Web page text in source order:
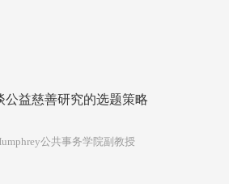
公益慈善研究的选题策略
公共事务学院副教授